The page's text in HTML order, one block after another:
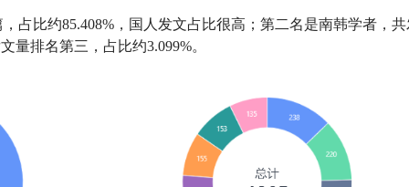
占比约85.408%，国人发文占比很高；第二名是南韩学者，共
量排名第三，占比约3.099%。